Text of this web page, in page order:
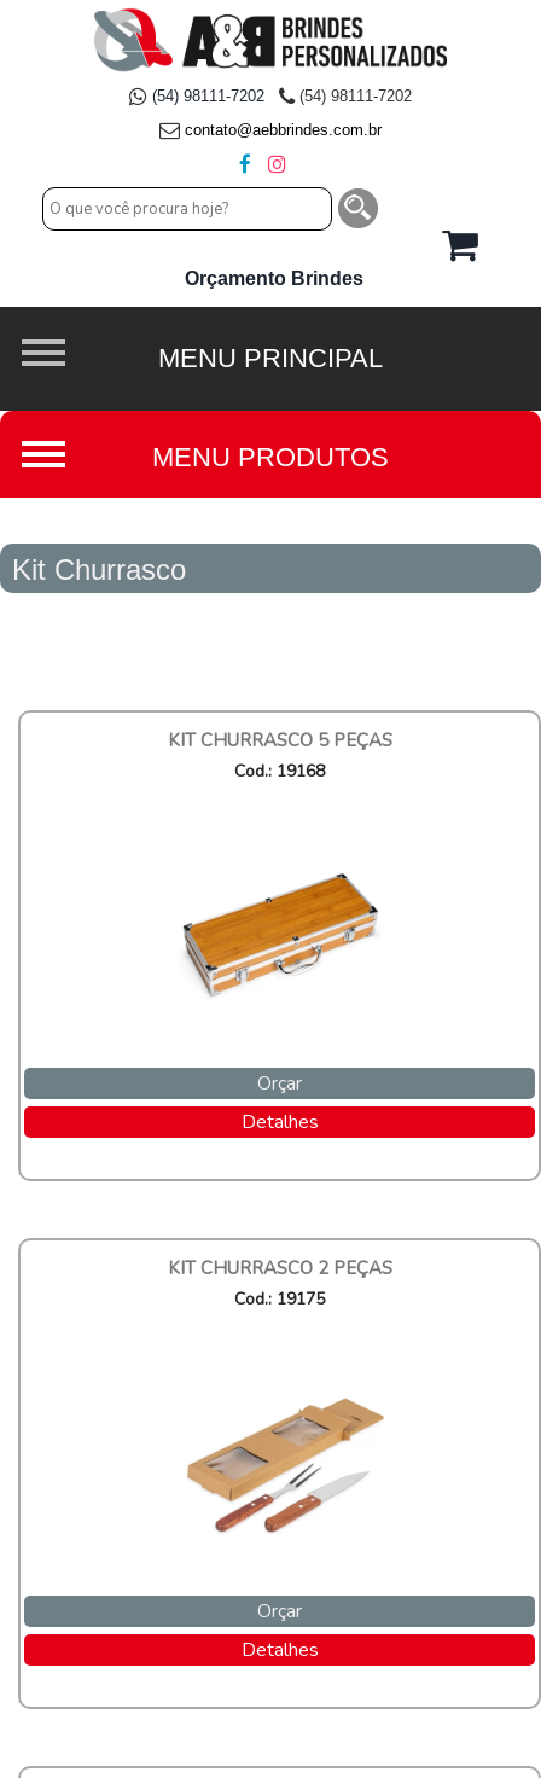
(54) 98111-7202
(54) 98111-7202
contato@aebbrindes.com.br
Orçamento Brindes
Kit Churrasco
KIT CHURRASCO 5 PEÇAS
Cod.: 19168
Orçar
Detalhes
KIT CHURRASCO 2 PEÇAS
Cod.: 19175
Orçar
Detalhes